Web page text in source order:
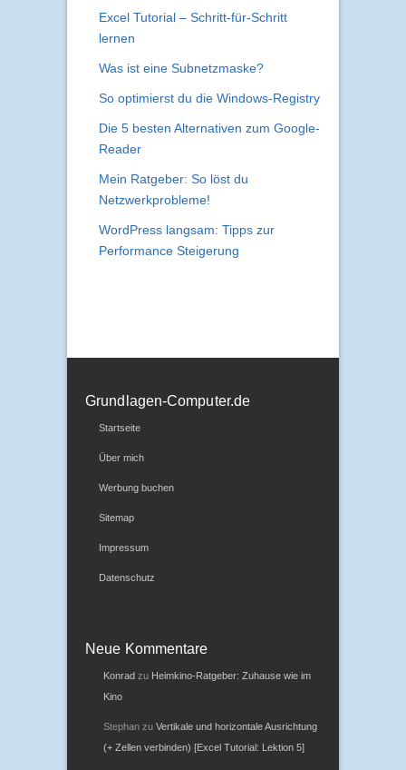
Excel Tutorial – Schritt-für-Schritt
lernen
Was ist eine Subnetzmaske?
So optimierst du die Windows-Registry
Die 5 besten Alternativen zum Google-
Reader
Mein Ratgeber: So löst du
Netzwerkprobleme!
WordPress langsam: Tipps zur
Performance Steigerung
Grundlagen-Computer.de
Startseite
Über mich
Werbung buchen
Sitemap
Impressum
Datenschutz
Neue Kommentare
Konrad zu Heimkino-Ratgeber: Zuhause wie im
Kino
Stephan zu Vertikale und horizontale Ausrichtung
(+ Zellen verbinden) [Excel Tutorial: Lektion 5]